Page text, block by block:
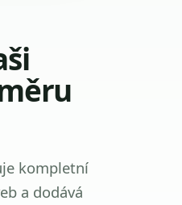
kompletní
a dodává